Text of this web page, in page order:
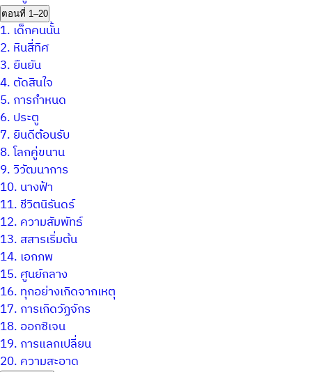
ตอนที่ 1–20
1. เด็กคนนั้น
2. หินสี่ทิศ
3. ยืนยัน
4. ตัดสินใจ
5. การกำหนด
6. ประตู
7. ยินดีต้อนรับ
8.โลกคู่ขนาน
9.วิวัฒนาการ
10. นางฟ้า
11. ชีวิตนิรันดร์
12. ความสัมพัทธ์
13. สสารเริ่มต้น
14. เอกภพ
15. ศูนย์กลาง
16. ทุกอย่างเกิดจากเหตุ
17. การเกิดวัฏจักร
18. ออกซิเจน
19. การแลกเปลี่ยน
20. ความสะอาด